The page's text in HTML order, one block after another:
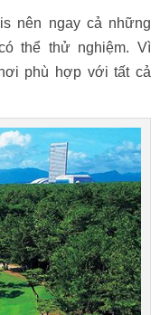
nên ngay cả những
thể thử nghiệm. Vì
phù hợp với tất cả